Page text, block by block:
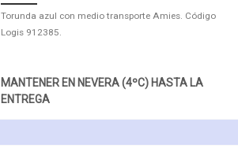
Torunda azul con medio transporte Amies. Código
Logis 912385.
MANTENER EN NEVERA (4ºC) HASTA LA
ENTREGA